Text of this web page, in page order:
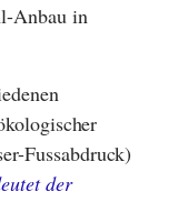
Anbau in
Fussabdruck)
der